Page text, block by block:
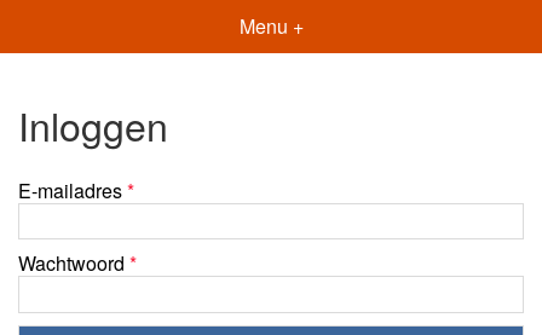
Menu +
Inloggen
E-mailadres*
Wachtwoord *